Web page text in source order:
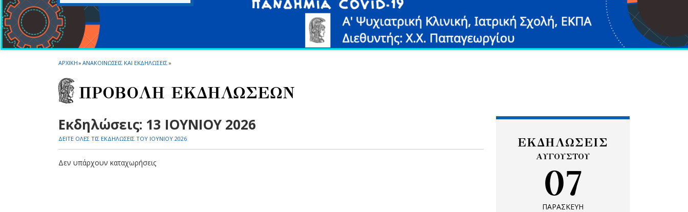
ΑΡΧΙΚΗ» ΑΝΑΚΟΙΝΩΣΕΙΣ ΚΑΙ ΕΚΔΗΛΩΣΕΙΣ»
ΠΡΟΒΟΛΗ ΕΚΔΗΛΩΣΕΩΝ
Εκδηλώσεις: 13 ΙΟΥΝΙΟΥ 2026
ΔΕΙΤΕ ΟΛΕΣ ΤΙΣ ΕΚΔΗΛΩΣΕΙΣ ΤΟΥ ΙΟΥΝΙΟΥ 2026
Δεν υπάρχουν καταχωρήσεις
ΕΚΔΗΛΩΣΕΙΣ
ΑΥΓΟΥΣΤΟΥ
07
ΠΑΡΑΣΚΕΥΗ